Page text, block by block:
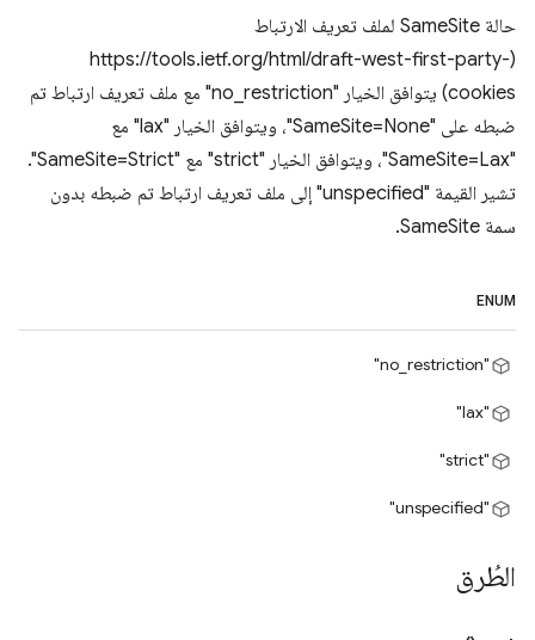
حالة SameSite لملف تعريف الارتباط
(https://tools.ietf.org/html/draft-west-first-party-
cookies) يتوافق الخيار "no_restriction" مع ملف تعريف ارتباط تم
ضبطه على "SameSite=None"، ويتوافق الخيار "lax" مع
"SameSite=Lax"، ويتوافق الخيار "strict" مع "SameSite=Strict".
تشير القيمة "unspecified" إلى ملف تعريف ارتباط تم ضبطه بدون
سمة SameSite.
ENUM
"no_restriction"
"lax"
"strict"
"unspecified"
الطُرق